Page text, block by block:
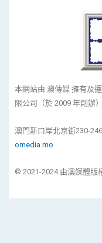
本網站由 澳傳媒 擁有及
限公司（於 2009 年創辦
澳門新口岸北京街230-
omedia.mo
© 2021-2024 由澳媒體版